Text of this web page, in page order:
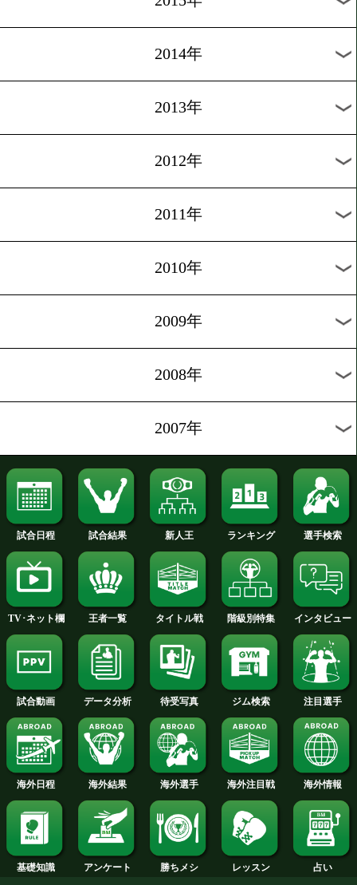
2022年
2021年
2019年
2017年
2016年
2015年
2014年
2013年
2012年
2011年
2010年